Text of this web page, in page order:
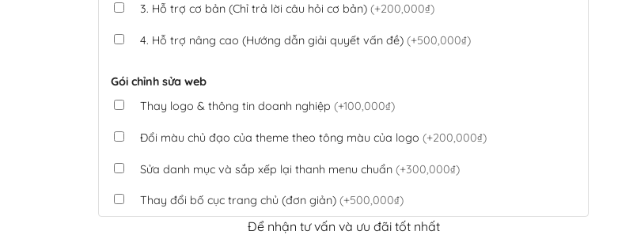
3. Hỗ trợ cơ bản (Chỉ trả lời câu hỏi cơ bản) (+200,000₫)
4. Hỗ trợ nâng cao (Hướng dẫn giải quyết vấn đề) (+500,000₫)
Gói chỉnh sửa web
Thay logo & thông tin doanh nghiệp (+100,000₫)
Đổi màu chủ đạo của theme theo tông màu của logo (+200,000₫)
Sửa danh mục và sắp xếp lại thanh menu chuẩn (+300,000₫)
Thay đổi bố cục trang chủ (đơn giản) (+500,000₫)
Tích hợp thanh toán QR Code ngân hàng(+100,000₫)
Để nhận tư vấn và ưu đãi tốt nhất